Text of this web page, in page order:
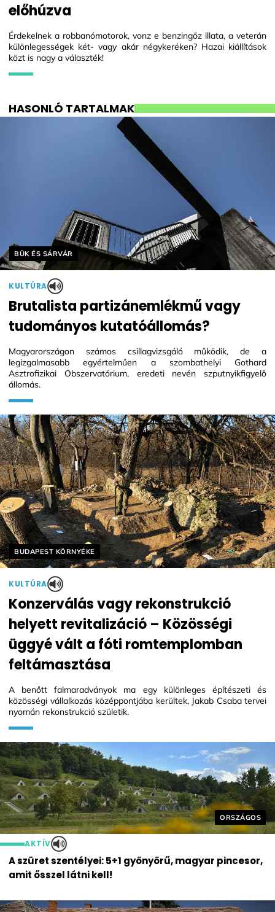
előhúzva
Érdekelnek a robbanómotorok, vonz e benzingőz illata, a veterán
különlegességek két- vagy akár négykeréken? Hazai kiállítások
közt is nagy a választék!
HASONLÓ TARTALMAK
Helyszín címkék:
BÜK ÉS SÁRVÁR
KULTÚRA
Brutalista partizánemlékmű vagy
tudományos kutatóállomás?
Magyarországon számos csillagvizsgáló működik, de a
legizgalmasabb egyértelműen a szombathelyi Gothard
Asztrofizikai Obszervatórium, eredeti nevén szputnyikfigyelő
állomás.
Helyszín
ORSZÁGOS
AKTÍV
A szüret szentélyei: 5+1 gyönyörű, magyar pincesor,
amit ősszel látni kell!
Helyszín címkék:
BUDAPEST KÖRNYÉKE
KULTÚRA
Konzerválás vagy rekonstrukció
helyett revitalizáció – Közösségi
üggyé vált a fóti romtemplomban
feltámasztása
A benőtt falmaradványok ma egy különleges építészeti és
közösségi vállalkozás középpontjába kerültek, Jakab Csaba tervei
nyomán rekonstrukció születik.